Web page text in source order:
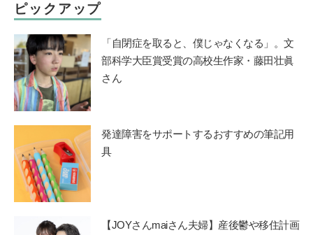
ピックアップ
「自閉症を取ると、僕じゃなくなる」。文
部科学大臣賞受賞の高校生作家・藤田壮眞
さん
発達障害をサポートするおすすめの筆記用
具
【JOYさんmaiさん夫婦】産後鬱や移住計画